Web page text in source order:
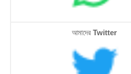
আমাদের Twitter